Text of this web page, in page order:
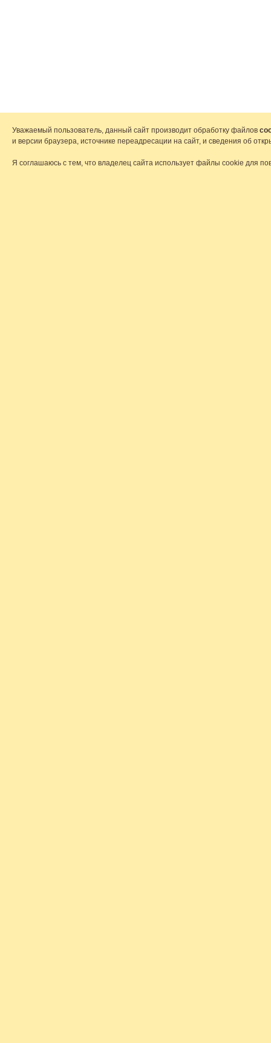
Уважаемый пользователь, данный сайт производит обработку файлов
и версии браузера, источнике переадресации на сайт, и сведения об
Я соглашаюсь с тем, что владелец сайта использует файлы cookie для